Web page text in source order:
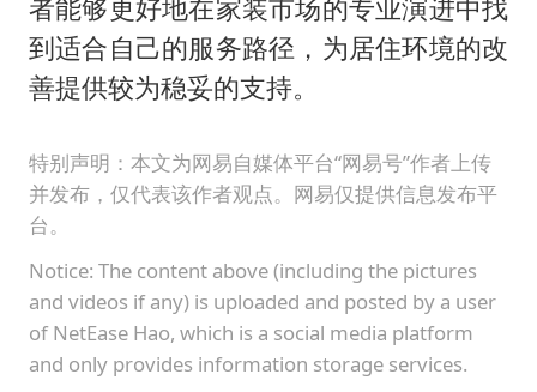
者能够更好地在家装市场的专业演进中找
到适合自己的服务路径，为居住环境的改
善提供较为稳妥的支持。
特别声明：本文为网易自媒体平台“网易号”作者上传
并发布，仅代表该作者观点。网易仅提供信息发布平
台。
Notice: The content above (including the pictures
and videos if any) is uploaded and posted by a user
of NetEase Hao, which is a social media platform
and only provides information storage services.